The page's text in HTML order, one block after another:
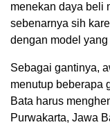
menekan daya beli
sebenarnya sih
dengan model
Sebagai gantinya,
menutup beberapa
Bata harus
Purwakarta, Jawa